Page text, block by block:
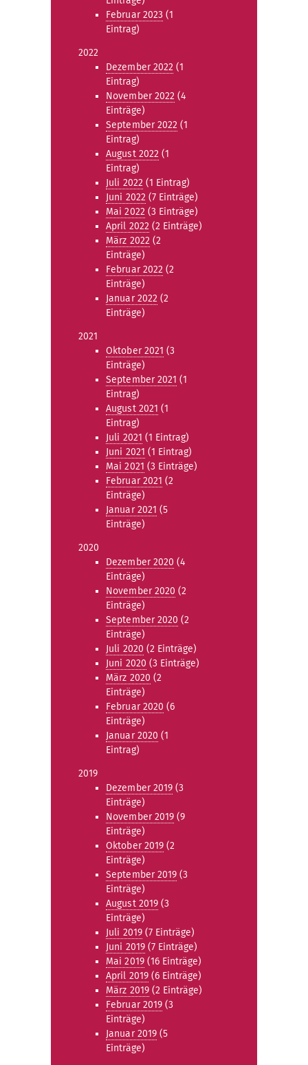
Februar 2023 (1
Eintrag)
2022
Dezember 2022 (1
Eintrag)
November 2022 (4
Einträge)
September 2022 (1
Eintrag)
August 2022 (1
Eintrag)
Juli 2022 (1 Eintrag)
Juni 2022 (7 Einträge)
Mai 2022 (3 Einträge)
April 2022 (2 Einträge)
März 2022 (2
Einträge)
Februar 2022 (2
Einträge)
Januar 2022 (2
Einträge)
2021
Oktober 2021 (3
Einträge)
September 2021 (1
Eintrag)
August 2021 (1
Eintrag)
Juli 2021 (1 Eintrag)
Juni 2021 (1 Eintrag)
Mai 2021 (3 Einträge)
Februar 2021 (2
Einträge)
Januar 2021 (5
Einträge)
2020
Dezember 2020 (4
Einträge)
November 2020 (2
Einträge)
September 2020 (2
Einträge)
Juli 2020 (2 Einträge)
Juni 2020 (3 Einträge)
März 2020 (2
Einträge)
Februar 2020 (6
Einträge)
Januar 2020 (1
Eintrag)
2019
Dezember 2019 (3
Einträge)
November 2019 (9
Einträge)
Oktober 2019 (2
Einträge)
September 2019 (3
Einträge)
August 2019 (3
Einträge)
Juli 2019(7 Einträge)
Juni 2019(7 Einträge)
Mai 2019(16 Einträge)
April 2019 (6 Einträge)
März 2019(2 Einträge)
Februar 2019 (3
Einträge)
Januar 2019 (5
Einträge)